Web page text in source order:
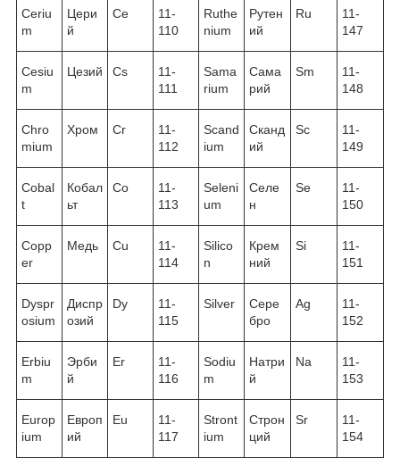
Ceriu
m
Цери
й
Ce
11-
110
Ruthe
nium
Рутен
ий
Ru
11-
147
Cesiu
m
Цезий Cs
11-
111
Sama
rium
Сама
рий
Sm
11-
148
Chro
mium
Хром Cr
11-
112
Scand
ium
Сканд
ий
Sc
11-
149
Cobal
t
Кобал
ьт
Co
11-
113
Seleni
um
Селе
н
Se
11-
150
Copp
er
Медь Cu
11-
114
Silico
n
Крем
ний
Si
11-
151
Dyspr
osium
Диспр
озий
Dy
11-
115
Silver
Сере
бро
Ag
11-
152
Erbiu
m
Эрби
й
Er
11-
116
Sodiu
m
Натри
й
Na
11-
153
Europ
ium
Европ
ий
Eu
11-
117
Stront
ium
Строн
ций
Sr
11-
154